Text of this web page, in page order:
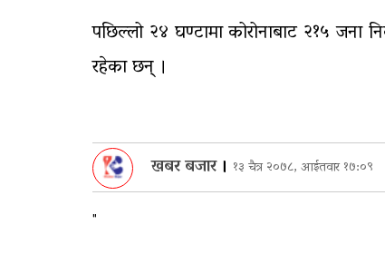
पछिल्लो २४ घण्टामा कोरोनाबाट २१५
रहेका छन् ।
खबर बजार। १३ चैत्र २०७८, आईतवार १७:०९
"